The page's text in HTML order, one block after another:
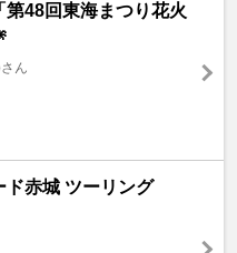
第48回東海まつり花火
ん
ド赤城 ツーリング